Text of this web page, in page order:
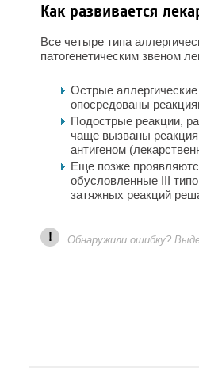
Как развивается
Все четыре типа
патогенетическим звеном
Острые
опосредованы
Подострые реакции,
чаще вызваны
антигеном
Еще позже
обусловленные III
затяжных реакций
! Обнаружили ошибку?